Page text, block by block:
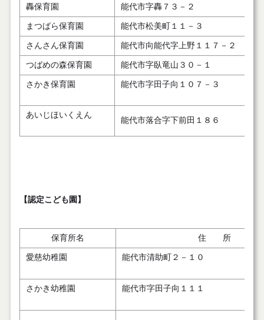
轟保育園 能代市字轟７３－２
まつばら保育園 能代市松美町１１－３
さんさん保育園 能代市向能代字上野１１７－２
つばめの森保育園 能代市字臥竜山３０－１
さかき保育園 能代市字田子向１０７－３
あいじほいくえん
能代市落合字下前田１８６
【認定こども園】
保育所名 住 所
愛慈幼稚園 能代市清助町２－１０
さかき幼稚園 能代市字田子向１１１